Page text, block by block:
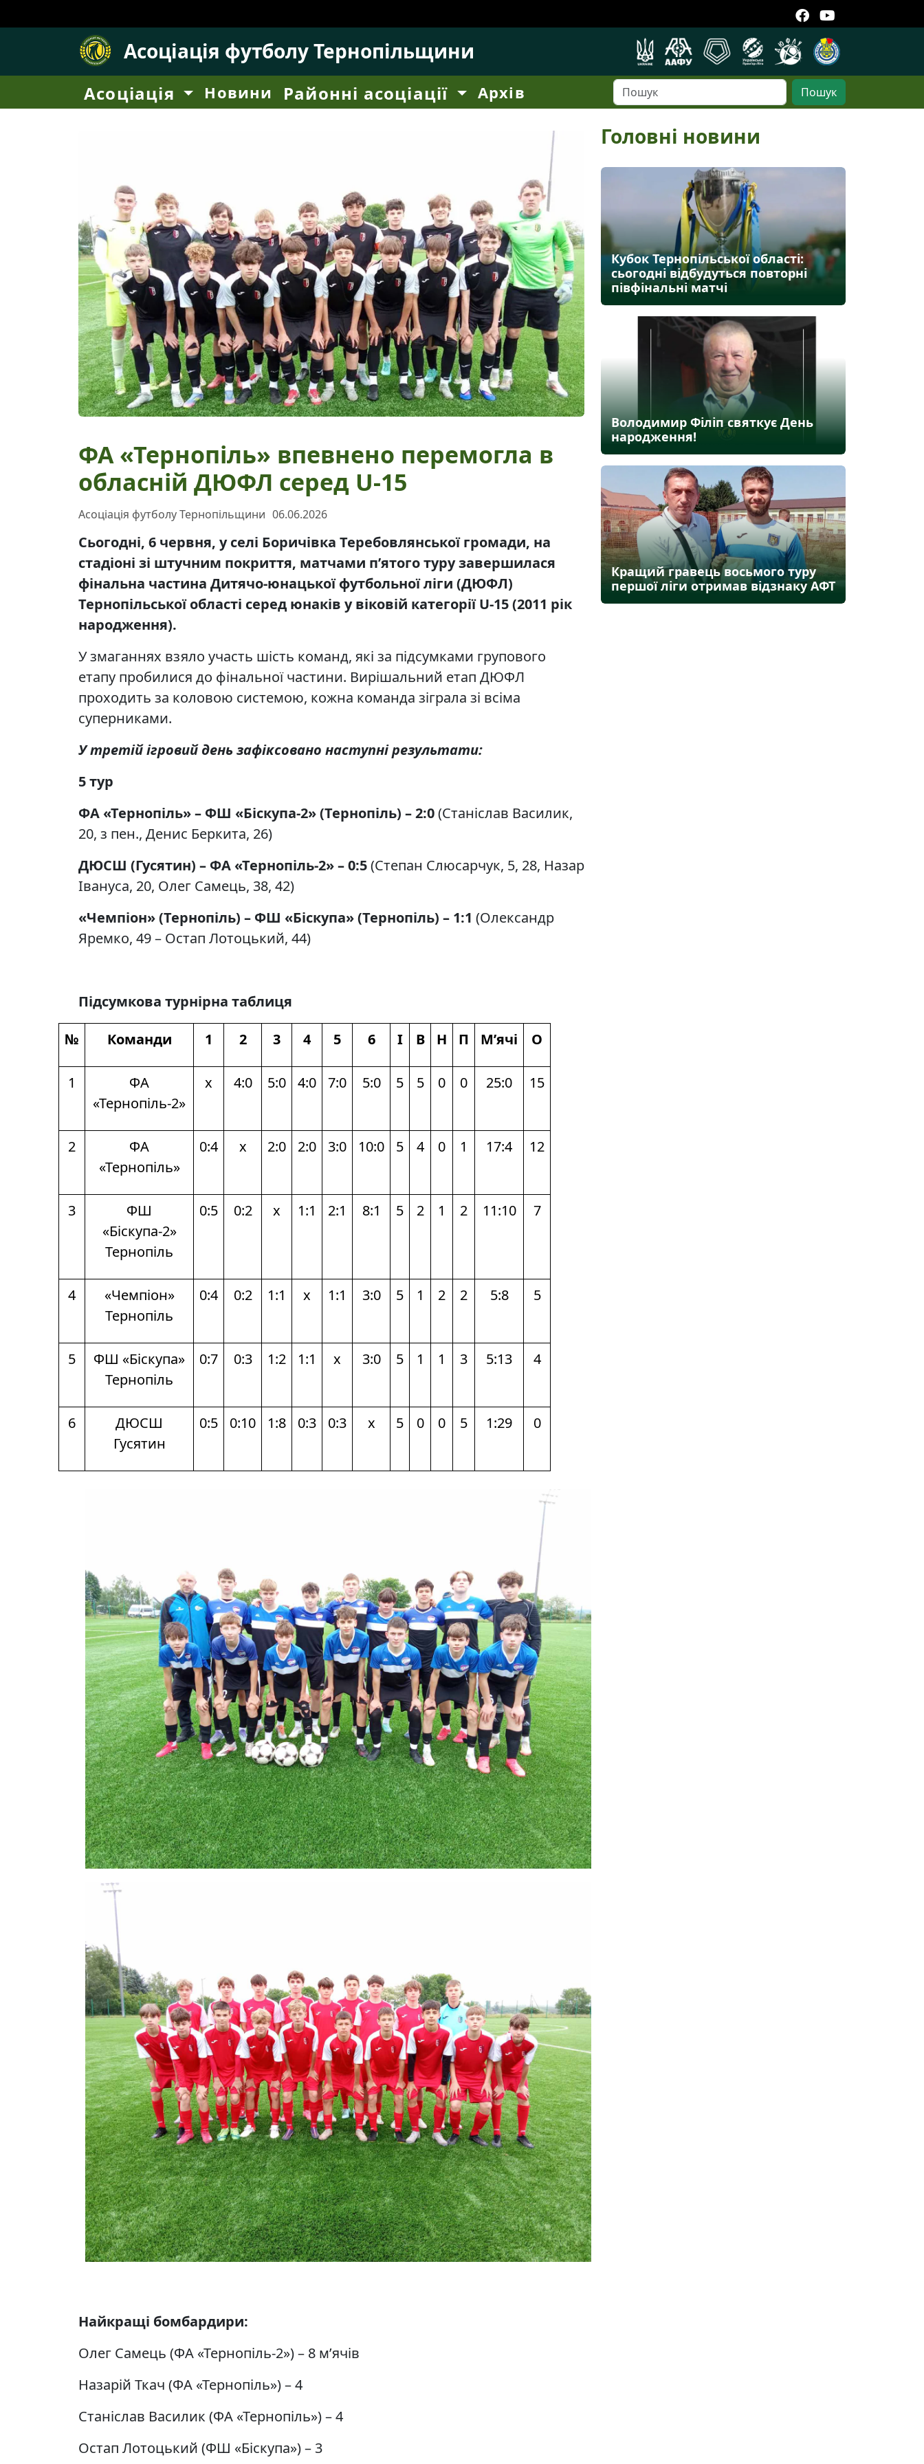
Асоціація футболу Тернопільщини
Асоціація Новини Районні асоціації Архів Пошук
ФА «Тернопіль» впевнено перемогла в
обласній ДЮФЛ серед U-15
Асоціація футболу Тернопільщини 06.06.2026
Сьогодні, 6 червня, у селі Боричівка Теребовлянської громади, на
стадіоні зі штучним покриття, матчами п’ятого туру завершилася
фінальна частина Дитячо-юнацької футбольної ліги (ДЮФЛ)
Тернопільської області серед юнаків у віковій категорії U-15(2011 рік
народження).
У змаганнях взяло участь шість команд, які за підсумками групового
етапу пробилися до фінальної частини. Вирішальний етап ДЮФЛ
проходить за коловою системою, кожна команда зіграла зі всіма
суперниками.
У третій ігровий день зафіксовано наступні результати:
5 тур
ФА «Тернопіль» – ФШ «Біскупа-2» (Тернопіль) – 2:0(Станіслав Василик,
20, з пен., Денис Беркита, 26)
ДЮСШ (Гусятин) – ФА «Тернопіль-2» – 0:5(Степан Слюсарчук, 5, 28, Назар
Івануса, 20, Олег Самець, 38, 42)
«Чемпіон» (Тернопіль) – ФШ «Біскупа» (Тернопіль) – 1:1 (Олександр
Яремко, 49 – Остап Лотоцький, 44)
Підсумкова турнірна таблиця
№ Команди 1 2 3 4 5 6 І В Н П М’ячі О
1
ФА
«Тернопіль-2»
х 4:0 5:0 4:0 7:0 5:0 5 5 0 0 25:0 15
2
ФА
«Тернопіль»
0:4 х 2:0 2:0 3:0 10:0 5 4 0 1 17:4 12
3
ФШ
«Біскупа-2»
Тернопіль
0:5 0:2 х 1:1 2:1 8:1 5 2 1 2 11:10 7
4
«Чемпіон»
Тернопіль
0:4 0:2 1:1 х 1:1 3:0 5 1 2 2 5:8 5
5
ФШ «Біскупа»
Тернопіль
0:7 0:3 1:2 1:1 х 3:0 5 1 1 3 5:13 4
6
ДЮСШ
Гусятин
0:5 0:10 1:8 0:3 0:3 х 5 0 0 5 1:29 0
Найкращі бомбардири:
Олег Самець (ФА «Тернопіль-2») – 8 м’ячів
Назарій Ткач (ФА «Тернопіль») – 4
Станіслав Василик (ФА «Тернопіль») – 4
Остап Лотоцький (ФШ «Біскупа») – 3
Головні новини
Кубок Тернопільської області:
сьогодні відбудуться повторні
півфінальні матчі
Володимир Філіп святкує День
народження!
Кращий гравець восьмого туру
першої ліги отримав відзнаку АФТ